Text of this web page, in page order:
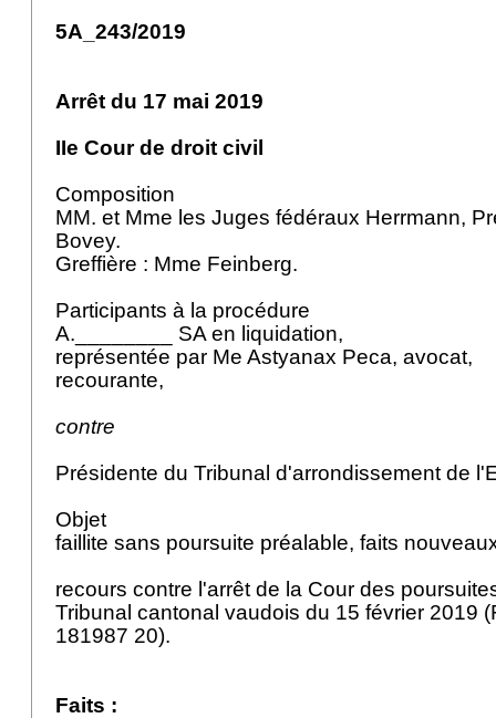
5A_243/2019
Arrêt du 17 mai 2019
IIe Cour de droit civil
Composition
MM. et Mme les Juges fédéraux Herrmann,
Bovey.
Greffière : Mme Feinberg.
Participants à la procédure
A.________ SA en liquidation,
représentée par Me Astyanax Peca, avocat,
recourante,
contre
Présidente du Tribunal d'arrondissement de
Objet
faillite sans poursuite préalable, faits
recours contre l'arrêt de la Cour des
Tribunal cantonal vaudois du 15 février 2019
181987 20).
Faits :